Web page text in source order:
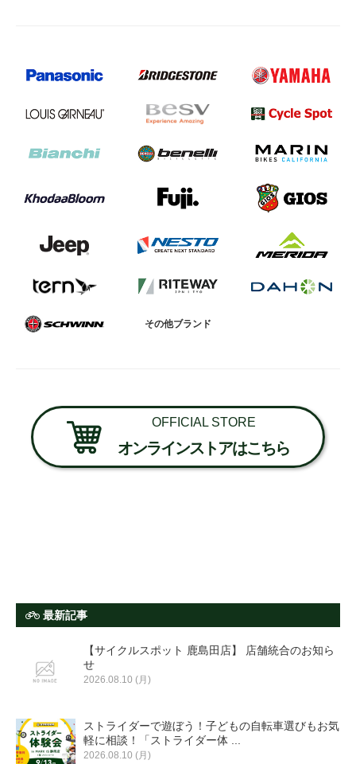
その他ブランド
OFFICIAL STORE
オンラインストアはこちら
最新記事
【サイクルスポット 鹿島田店】 店舗統合のお知ら
せ
2026.08.10 (月)
ストライダーで遊ぼう！子どもの自転車選びもお気
軽に相談！「ストライダー体 ...
2026.08.10 (月)